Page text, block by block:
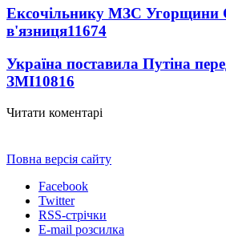
Ексочільнику МЗС Угорщини
в'язниця11674
Україна поставила Путіна
ЗМІ10816
Читати коментарі
Повна версія сайту
Facebook
Twitter
RSS-стрічки
E-mail розсилка